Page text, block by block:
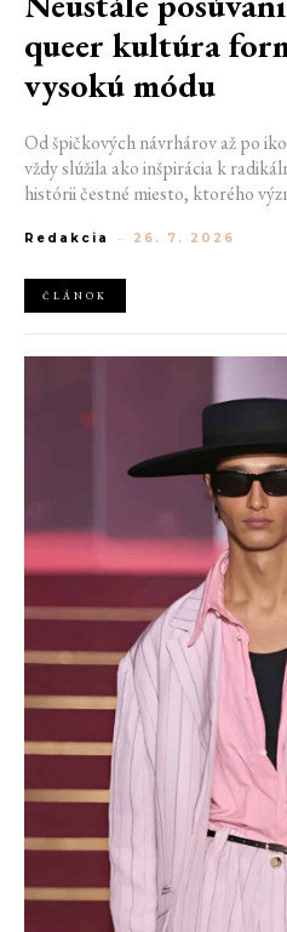
queer kultúra
vysokú módu
Od špičkových návrhárov až po
vždy slúžila ako inšpirácia k
histórii čestné miesto, ktorého
postihom a nebezpečenstvu,
jeden druhého a vďaka veľkolepej
okraji spoločnosti priestor zažiariť
Redakcia - 26. 7. 2026
ČLÁNOK